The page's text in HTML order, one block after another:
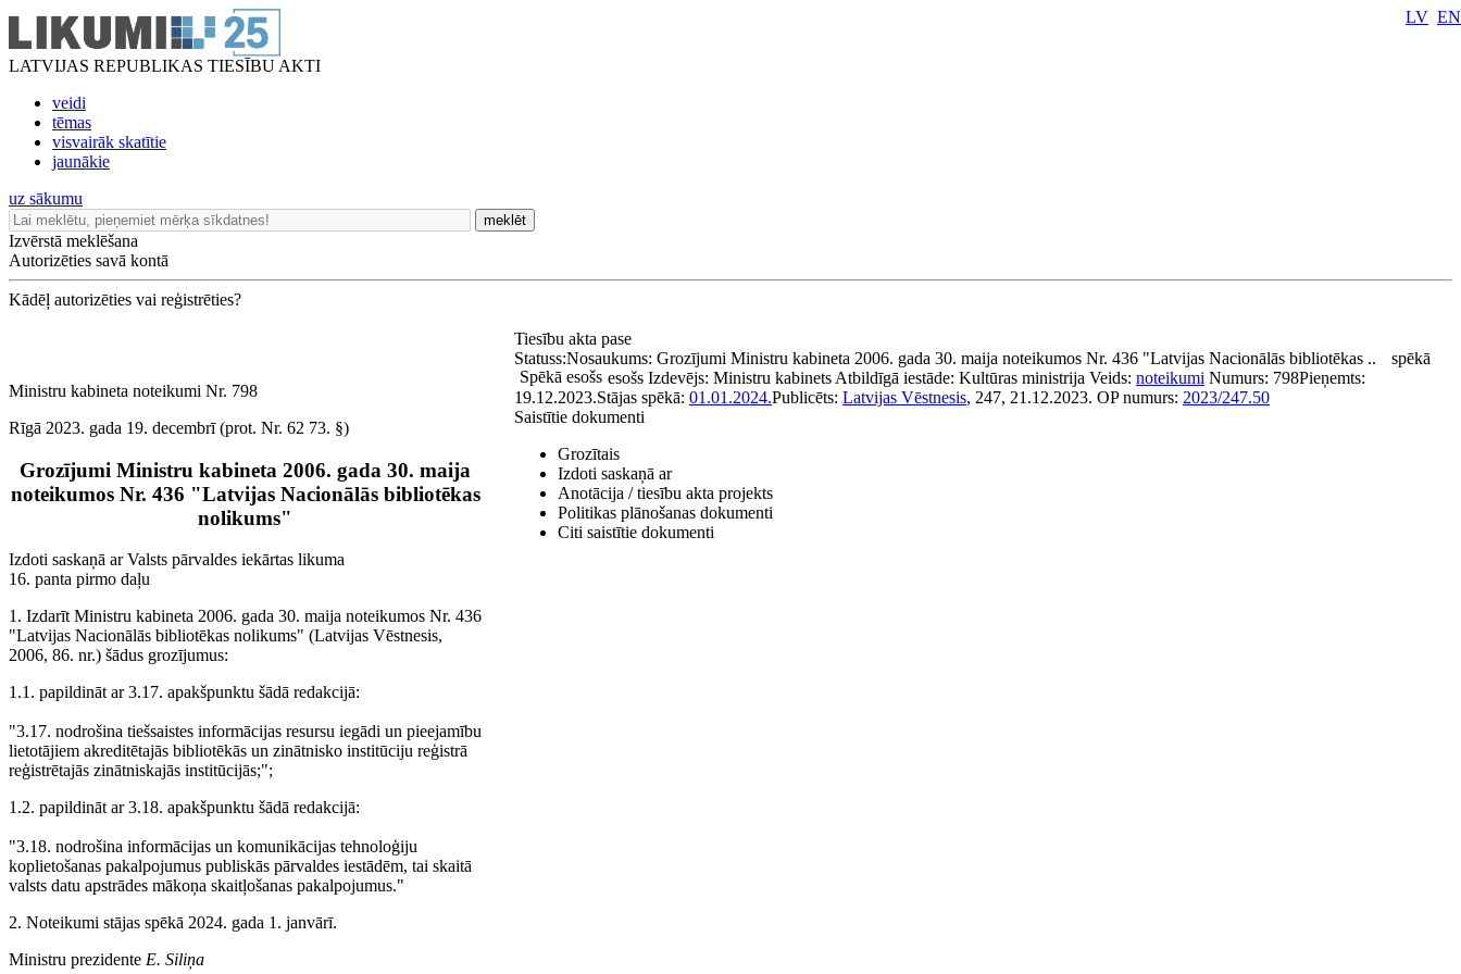
LATVIJAS REPUBLIKAS TIESĪBU AKTI
veidi
tēmas
visvairāk skatītie
jaunākie
LV EN
uz sākumu
meklēt
Izvērstā meklēšana
Autorizēties savā kontā
Kādēļ autorizēties vai reģistrēties?
Ministru kabineta noteikumi Nr. 798
Rīgā 2023. gada 19. decembrī (prot. Nr. 62 73. §)
Grozījumi Ministru kabineta 2006. gada 30. maija
noteikumos Nr. 436 "Latvijas Nacionālās bibliotēkas
nolikums"
Izdoti saskaņā ar Valsts pārvaldes iekārtas likuma
16. panta pirmo daļu
1. Izdarīt Ministru kabineta 2006. gada 30. maija noteikumos Nr. 436
"Latvijas Nacionālās bibliotēkas nolikums" (Latvijas Vēstnesis,
2006, 86. nr.) šādus grozījumus:
1.1. papildināt ar 3.17. apakšpunktu šādā redakcijā:
"3.17. nodrošina tiešsaistes informācijas resursu iegādi un pieejamību
lietotājiem akreditētajās bibliotēkās un zinātnisko institūciju reģistrā
reģistrētajās zinātniskajās institūcijās;";
1.2. papildināt ar 3.18. apakšpunktu šādā redakcijā:
"3.18. nodrošina informācijas un komunikācijas tehnoloģiju
koplietošanas pakalpojumus publiskās pārvaldes iestādēm, tai skaitā
valsts datu apstrādes mākoņa skaitļošanas pakalpojumus."
2. Noteikumi stājas spēkā 2024. gada 1. janvārī.
Ministru prezidente E. Siliņa
Tiesību akta pase
Nosaukums: Grozījumi Ministru kabineta 2006. gada 30. maija noteikumos Nr. 436 "Latvijas Nacionālās bibliotēkas ..
Statuss:
Spēkā esošs
spēkā
esošs Izdevējs: Ministru kabinets Atbildīgā iestāde: Kultūras ministrija Veids: noteikumi Numurs: 798Pieņemts:
19.12.2023.Stājas spēkā: 01.01.2024.Publicēts: Latvijas Vēstnesis, 247, 21.12.2023. OP numurs: 2023/247.50
Saistītie dokumenti
Grozītais
Izdoti saskaņā ar
Anotācija / tiesību akta projekts
Politikas plānošanas dokumenti
Citi saistītie dokumenti